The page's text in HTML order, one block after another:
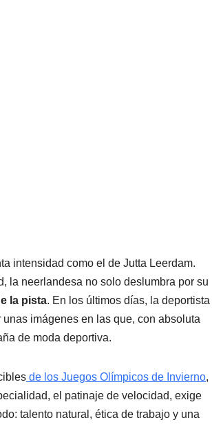
intensidad como el de Jutta Leerdam.
la neerlandesa no solo deslumbra por su
la pista. En los últimos días, la deportista
imágenes en las que, con absoluta
de moda deportiva.
de los Juegos Olímpicos de Invierno,
el patinaje de velocidad, exige
talento natural, ética de trabajo y una